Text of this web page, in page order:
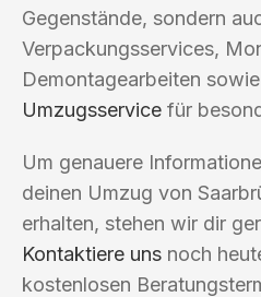
Gegenstände, sondern
Verpackungsservices,
Demontagearbeiten
Umzugsservice für
Um genauere
deinen Umzug von
erhalten, stehen wir dir
Kontaktiere uns noch
kostenlosen